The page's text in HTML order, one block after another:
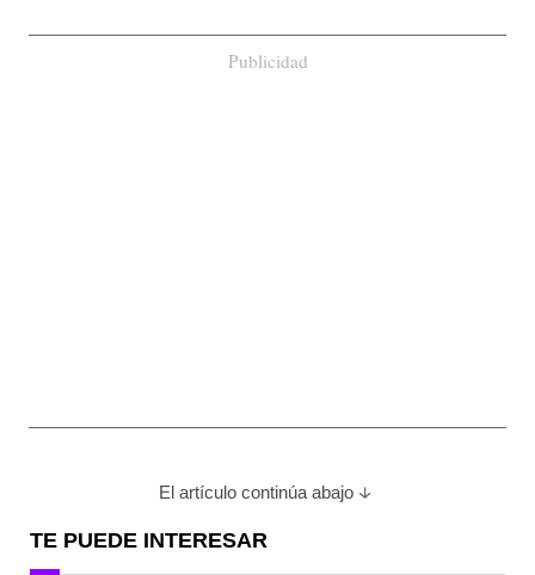
Publicidad
El artículo continúa abajo
TE PUEDE INTERESAR